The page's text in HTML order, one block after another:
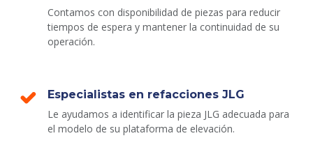
Contamos con disponibilidad de piezas para reducir
tiempos de espera y mantener la continuidad de su
operación.
Especialistas en refacciones JLG
Le ayudamos a identificar la pieza JLG adecuada para
el modelo de su plataforma de elevación.